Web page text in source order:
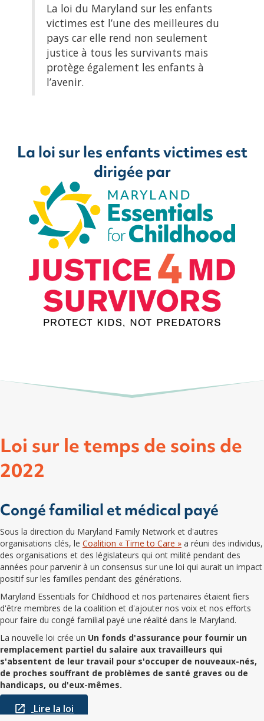
La loi du Maryland sur les enfants
victimes est l’une des meilleures du
pays car elle rend non seulement
justice à tous les survivants mais
protège également les enfants à
l’avenir.
La loi sur les enfants victimes est
dirigée par
Loi sur le temps de soins de
2022
Congé familial et médical payé
Sous la direction du Maryland Family Network et d'autres
organisations clés, le Coalition « Time to Care » a réuni des individus,
des organisations et des législateurs qui ont milité pendant des
années pour parvenir à un consensus sur une loi qui aurait un impact
positif sur les familles pendant des générations.
Maryland Essentials for Childhood et nos partenaires étaient fiers
d'être membres de la coalition et d'ajouter nos voix et nos efforts
pour faire du congé familial payé une réalité dans le Maryland.
La nouvelle loi crée un Un fonds d'assurance pour fournir un
remplacement partiel du salaire aux travailleurs qui
s'absentent de leur travail pour s'occuper de nouveaux-nés,
de proches souffrant de problèmes de santé graves ou de
handicaps, ou d'eux-mêmes.
Lire la loi